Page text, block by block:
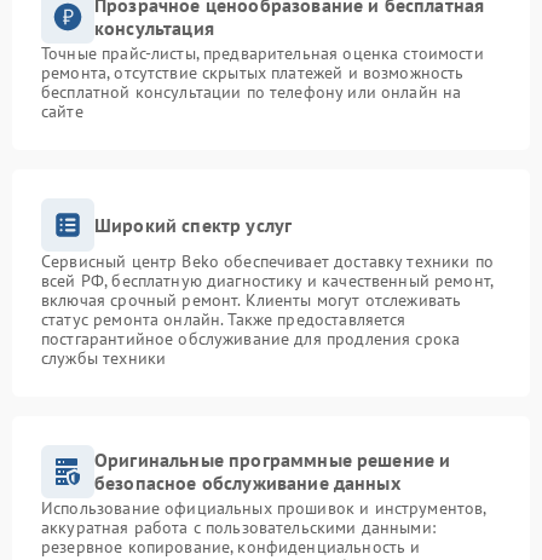
Прозрачное ценообразование и бесплатная
консультация
Точные прайс-листы, предварительная оценка стоимости
ремонта, отсутствие скрытых платежей и возможность
бесплатной консультации по телефону или онлайн на
сайте
Широкий спектр услуг
Сервисный центр Beko обеспечивает доставку техники по
всей РФ, бесплатную диагностику и качественный ремонт,
включая срочный ремонт. Клиенты могут отслеживать
статус ремонта онлайн. Также предоставляется
постгарантийное обслуживание для продления срока
службы техники
Оригинальные программные решение и
безопасное обслуживание данных
Использование официальных прошивок и инструментов,
аккуратная работа с пользовательскими данными:
резервное копирование, конфиденциальность и